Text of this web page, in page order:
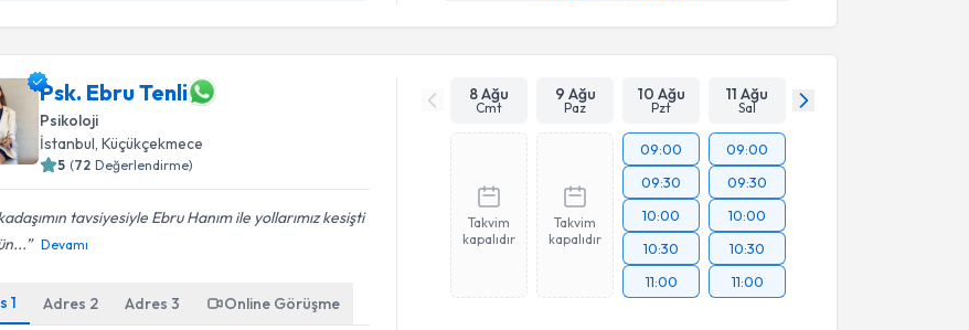
Psk. Ebru Tenli
Psikoloji
İstanbul, Küçükçekmece
5 (72 Değerlendirme)
tavsiyesiyle Ebru Hanım ile yollarımız kesişti
Devamı
1 Adres 2 Adres3 Online Görüşme
8 Ağu
Cmt
9 Ağu
Paz
10 Ağu
Pzt
11 Ağu
Sal
Takvim
kapalıdır
Takvim
kapalıdır
09:00
09:30
10:00
10:30
11:00
09:00
09:30
10:00
10:30
11:00